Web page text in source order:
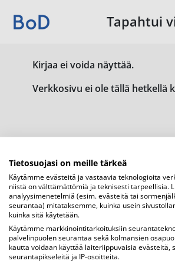
Tapahtui
Kirjaa ei voida näyttää.
Verkkosivu ei ole tällä hetkellä
Tietosuojasi on meille tärkeä
Käytämme evästeitä ja vastaavia teknologioita
niistä on välttämättömiä ja teknisesti tarpeellisia.
analyysimenetelmiä (esim. evästeitä tai
seurantaa) mitataksemme, kuinka usein
kuinka sitä käytetään.
Käytämme markkinointitarkoituksiin
palvelinpuolen seurantaa sekä kolmansien
kautta voidaan käyttää laiteriippuvaisia evästeitä,
seurantapikseleitä ja IP-osoitteita.